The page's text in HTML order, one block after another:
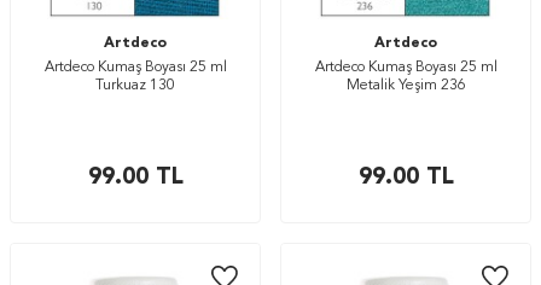
Artdeco
Artdeco Kumaş Boyası 25 ml
Turkuaz 130
99.00TL
Artdeco
Artdeco Kumaş Boyası 25 ml
Metalik Yeşim 236
99.00TL